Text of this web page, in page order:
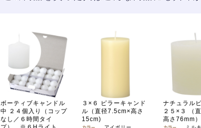
ボーティブキャンドル
中 ２４個入り（コップ
なし／６時間タイ
３×６ ピラーキャンド
ル（直径7.5cm×高さ
15cm)
ナチュラル
２５×３ （
高さ76mm）